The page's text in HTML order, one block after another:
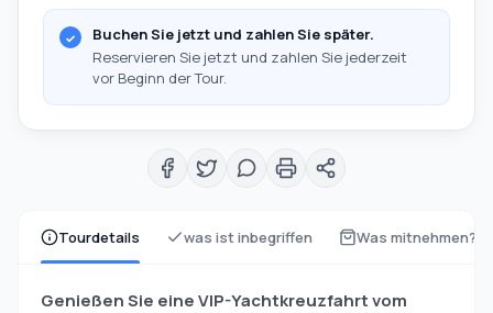
Tourdetails was ist inbegriffen Was mitnehmen?
Genießen Sie eine VIP-Yachtkreuzfahrt vom
Buchen Sie jetzt und zahlen Sie später.
Reservieren Sie jetzt und zahlen Sie jederzeit
vor Beginn der Tour.